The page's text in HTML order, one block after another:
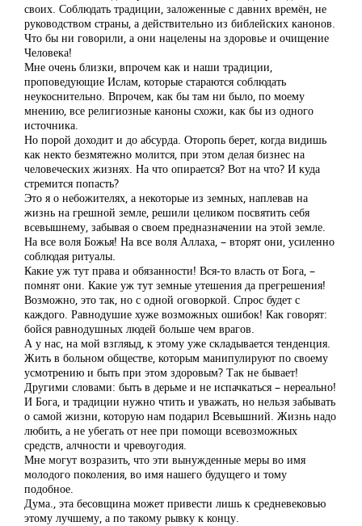
своих. Соблюдать традиции, заложенные с давних времён, не
руководством страны, а действительно из библейских канонов.
Что бы ни говорили, а они нацелены на здоровье и очищение
Человека!
Мне очень близки, впрочем как и наши традиции,
проповедующие Ислам, которые стараются соблюдать
неукоснительно. Впрочем, как бы там ни было, по моему
мнению, все религиозные каноны схожи, как бы из одного
источника.
Но порой доходит и до абсурда. Оторопь берет, когда видишь
как некто безмятежно молится, при этом делая бизнес на
человеческих жизнях. На что опирается? Вот на что? И куда
стремится попасть?
Это я о небожителях, а некоторые из земных, наплевав на
жизнь на грешной земле, решили целиком посвятить себя
всевышнему, забывая о своем предназначении на этой земле.
На все воля Божья! На все воля Аллаха, – вторят они, усиленно
соблюдая ритуалы.
Какие уж тут права и обязанности! Вся-то власть от Бога, –
помнят они. Какие уж тут земные утешения да прегрешения!
Возможно, это так, но с одной оговоркой. Спрос будет с
каждого. Равнодушие хуже возможных ошибок! Как говорят:
бойся равнодушных людей больше чем врагов.
А у нас, на мой взгляыд, к этому уже складывается тенденция.
Жить в больном обществе, которым манипулируют по своему
усмотрению и быть при этом здоровым? Так не бывает!
Другими словами: быть в дерьме и не испачкаться – нереально!
И Бога, и традиции нужно чтить и уважать, но нельзя забывать
о самой жизни, которую нам подарил Всевышний. Жизнь надо
любить, а не убегать от нее при помощи всевозможных
средств, алчности и чревоугодия.
Мне могут возразить, что эти вынужденные меры во имя
молодого поколения, во имя нашего будущего и тому
подобное.
Дума., эта бесовщина может привести лишь к средневековью
этому лучшему, а по такому рывку к концу.